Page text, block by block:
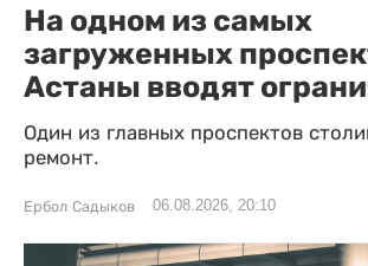
На одном из самых
загруженных
Астаны вводят
Один из главных проспектов
ремонт.
Ербол Садыков 06.08.2026, 20:10